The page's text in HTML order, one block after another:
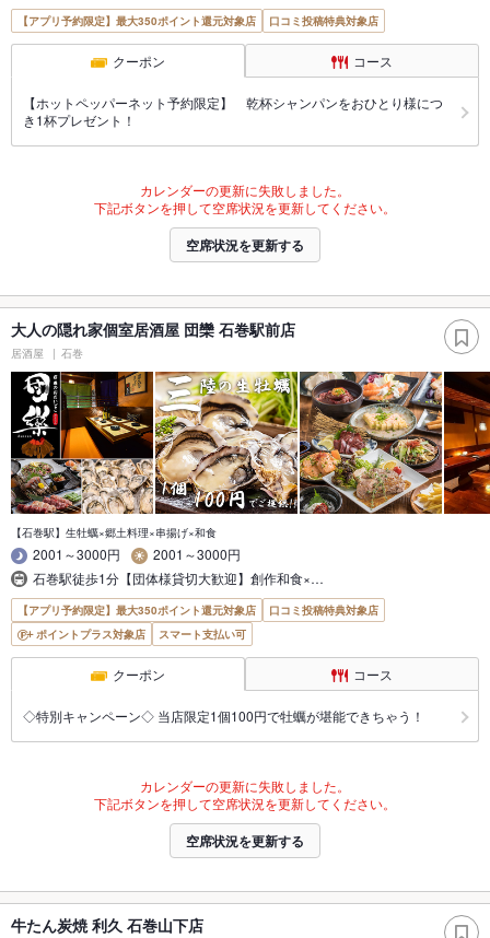
【アプリ予約限定】最大350ポイント還元対象店 口コミ投稿特典対象店
クーポン コース
【ホットペッパーネット予約限定】 乾杯シャンパンをおひとり様につ
き1杯プレゼント！
カレンダーの更新に失敗しました。
下記ボタンを押して空席状況を更新してください。
空席状況を更新する
大人の隠れ家個室居酒屋 団欒 石巻駅前店
居酒屋 石巻
【石巻駅】生牡蠣×郷土料理×串揚げ×和食
2001～3000円
2001～3000円
石巻駅徒歩1分【団体様貸切大歓迎】創作和食×…
【アプリ予約限定】最大350ポイント還元対象店
口コミ投稿特典対象店
ポイントプラス対象店
スマート支払い可
クーポン コース
◇特別キャンペーン◇ 当店限定1個100円で牡蠣が堪能できちゃう！
カレンダーの更新に失敗しました。
下記ボタンを押して空席状況を更新してください。
空席状況を更新する
牛たん炭焼 利久 石巻山下店